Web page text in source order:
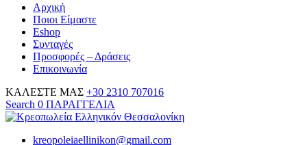
Αρχική
Ποιοι Είμαστε
Eshop
Συνταγές
Προσφορές – Δράσεις
Επικοινωνία
ΚΑΛΕΣΤΕ ΜΑΣ +30 2310 707016
Search 0 ΠΑΡΑΓΓΕΛΙΑ
kreopoleiaellinikon@gmail.com